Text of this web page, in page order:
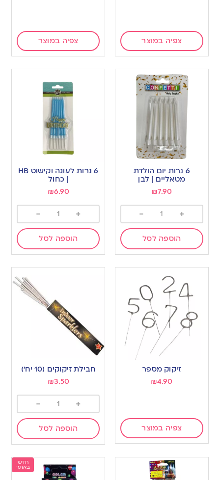
צפיה במוצר צפיה במוצר
6 נרות יום הולדת
מטאליים | לבן
₪7.90
+
-
הוספה לסל
6 נרות לעוגה וקישוט HB
| כחול
₪6.90
+
-
הוספה לסל
זיקוק מספר
₪4.90
צפיה במוצר
חבילת זיקוקים (10 יח’)
₪3.50
+
-
הוספה לסל
חדש
באתר